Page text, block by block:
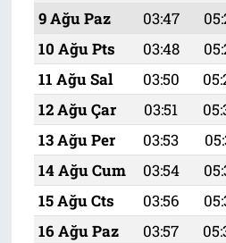
9 Ağu Paz
03:47
10 Ağu Pts
03:48
11 Ağu Sal
03:50
12 Ağu Çar
03:51
13 Ağu Per
03:53
14 Ağu Cum
03:54
15 Ağu Cts
03:56
16 Ağu Paz
03:57